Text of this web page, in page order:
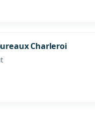
Charleroi